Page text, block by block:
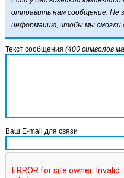
отправить нам сообщение. Не
информацию, чтобы мы смогли
Текст сообщения (400 символов
Ваш E-mail для связи